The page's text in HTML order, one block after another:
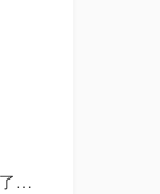
站务事无大小，都归我管了。紧急的话可以直接联系编辑小姐姐：3221885107。